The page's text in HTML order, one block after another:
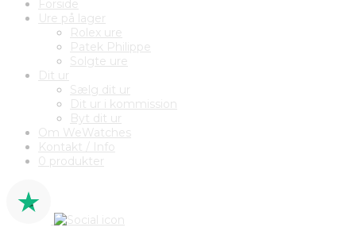
Forside
Ure på lager
Rolex ure
Patek Philippe
Solgte ure
Dit ur
Sælg dit ur
Dit ur i kommission
Byt dit ur
Om WeWatches
Kontakt / Info
0 produkter